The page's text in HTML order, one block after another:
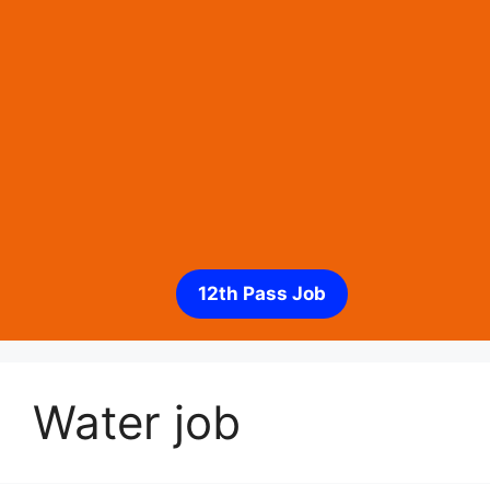
12th Pass Job
Water job